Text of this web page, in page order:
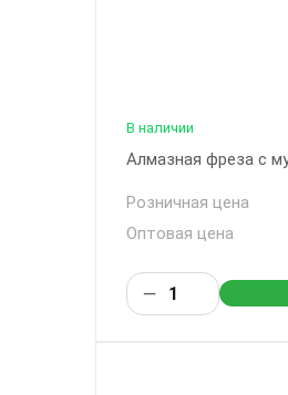
В наличии
Алмазная фреза с
Розничная цена
Оптовая цена